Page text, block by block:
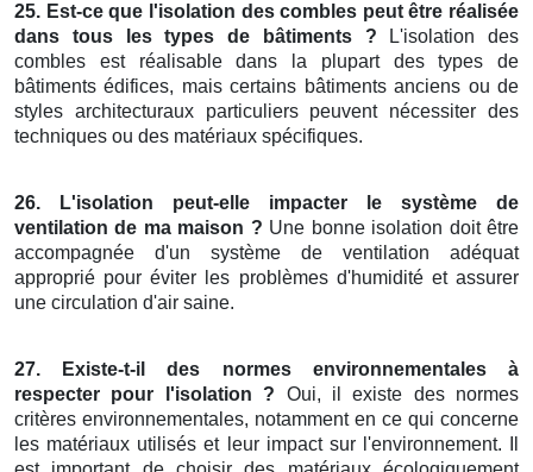
25. Est-ce que l'isolation des combles peut être réalisée
dans tous les types de bâtiments ? L'isolation des
combles est réalisable dans la plupart des types de
bâtiments édifices, mais certains bâtiments anciens ou de
styles architecturaux particuliers peuvent nécessiter des
techniques ou des matériaux spécifiques.
26. L'isolation peut-elle impacter le système de
ventilation de ma maison ? Une bonne isolation doit être
accompagnée d'un système de ventilation adéquat
approprié pour éviter les problèmes d'humidité et assurer
une circulation d'air saine.
27. Existe-t-il des normes environnementales à
respecter pour l'isolation ? Oui, il existe des normes
critères environnementales, notamment en ce qui concerne
les matériaux utilisés et leur impact sur l'environnement. Il